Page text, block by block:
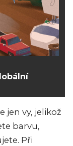
jen vy, jelikož
barvu,
Při